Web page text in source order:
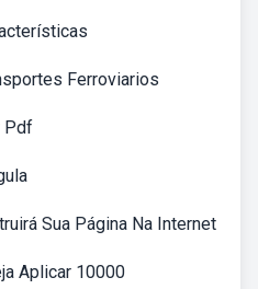
Ferroviarios
Pdf
Sua Página Na Internet
Aplicar 10000